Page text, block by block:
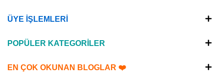
ÜYE İŞLEMLERİ
POPÜLER KATEGORİLER
EN ÇOK OKUNAN BLOGLAR ❤️